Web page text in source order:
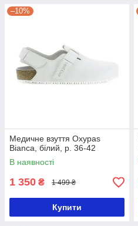
–10%
Медичне взуття Oxypas
Bianca, білий, р. 36-42
В наявності
1 350 ₴ 1 499 ₴
Купити